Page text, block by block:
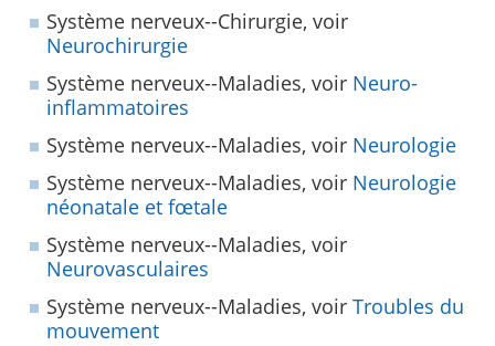
Système nerveux--Chirurgie, voir
Neurochirurgie
Système nerveux--Maladies, voir Neuro-
inflammatoires
Système nerveux--Maladies, voir Neurologie
Système nerveux--Maladies, voir Neurologie
néonatale et fœtale
Système nerveux--Maladies, voir
Neurovasculaires
Système nerveux--Maladies, voir Troubles du
mouvement